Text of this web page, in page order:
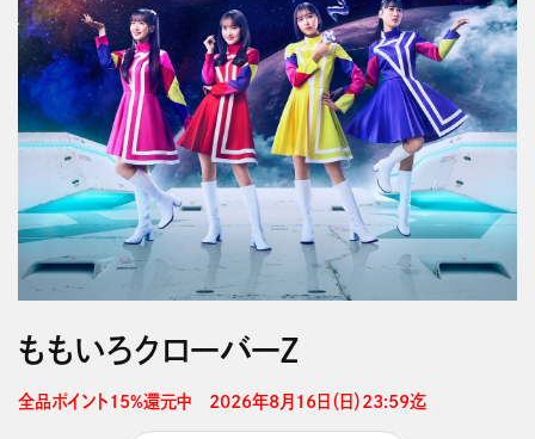
ももいろクローバーＺ
全品ポイント15%還元中　2026年8月16日（日）23:59迄